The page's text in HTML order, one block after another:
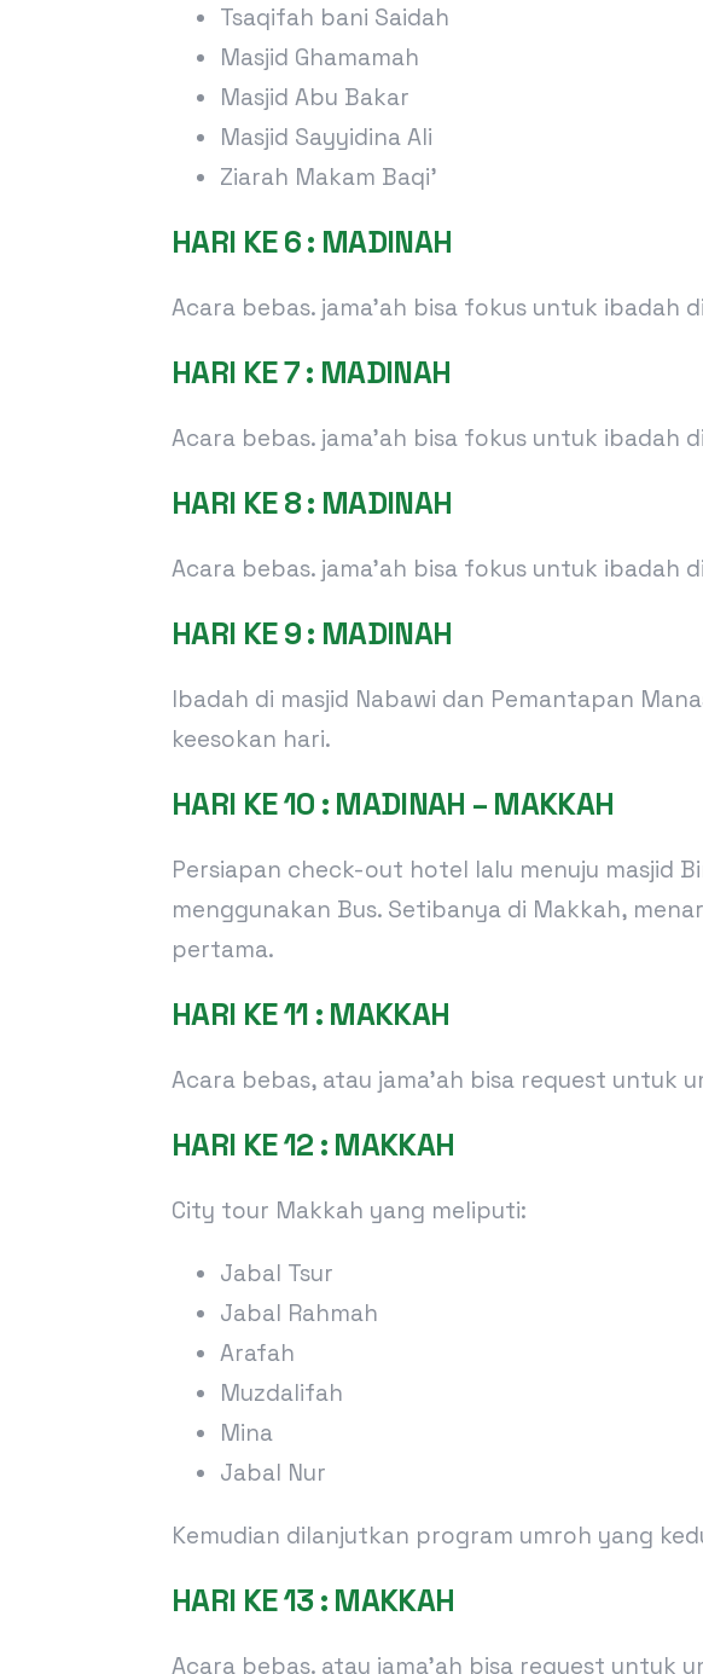
Tsaqifah bani Saidah
Masjid Ghamamah
Masjid Abu Bakar
Masjid Sayyidina Ali
Ziarah Makam Baqi’
HARI KE 6 : MADINAH
Acara bebas. jama’ah bisa fokus untuk ibadah
HARI KE 7 : MADINAH
Acara bebas. jama’ah bisa fokus untuk ibadah
HARI KE 8 : MADINAH
Acara bebas. jama’ah bisa fokus untuk ibadah
HARI KE 9 : MADINAH
Ibadah di masjid Nabawi dan Pemantapan
keesokan hari.
HARI KE 10 : MADINAH – MAKKAH
Persiapan check-out hotel lalu menuju masjid
menggunakan Bus. Setibanya di Makkah,
pertama.
HARI KE 11 : MAKKAH
Acara bebas, atau jama’ah bisa request untuk
HARI KE 12 : MAKKAH
City tour Makkah yang meliputi:
Jabal Tsur
Jabal Rahmah
Arafah
Muzdalifah
Mina
Jabal Nur
Kemudian dilanjutkan program umroh yang
HARI KE 13 : MAKKAH
Acara bebas. atau jama’ah bisa request untuk